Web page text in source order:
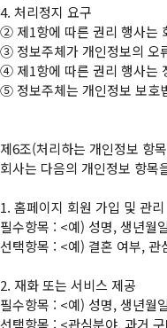
②
③
④
⑤ 정보주체는 개인정보 보
제6조(처리하는 개인정보 항
회사는 다음의 개인정보 항목
1. 홈페이지 회원 가입 및 관리
필수항목 : <예) 성명, 생년월
선택항목 : <예) 결혼 여부, 관
2. 재화 또는 서비스 제공
필수항목 : <예) 성명, 생년월
선택항목 : <관심분야, 과거